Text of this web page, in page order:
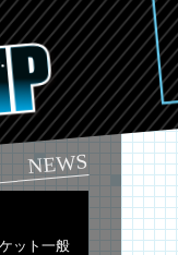
NEWS
ット一般